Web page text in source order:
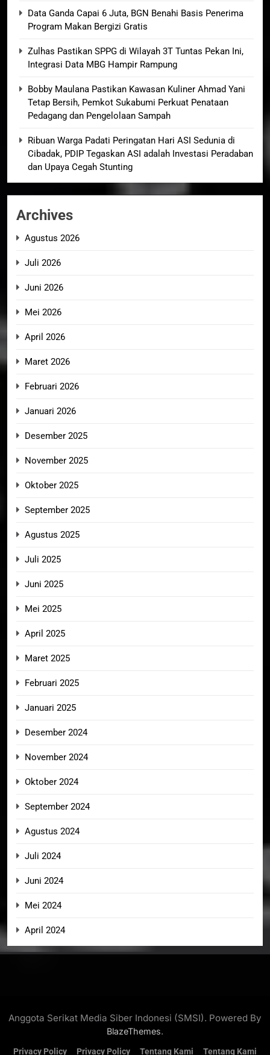
Data Ganda Capai 6 Juta, BGN Benahi Basis Penerima
Program Makan Bergizi Gratis
Zulhas Pastikan SPPG di Wilayah 3T Tuntas Pekan Ini,
Integrasi Data MBG Hampir Rampung
Bobby Maulana Pastikan Kawasan Kuliner Ahmad Yani
Tetap Bersih, Pemkot Sukabumi Perkuat Penataan
Pedagang dan Pengelolaan Sampah
Ribuan Warga Padati Peringatan Hari ASI Sedunia di
Cibadak, PDIP Tegaskan ASI adalah Investasi Peradaban
dan Upaya Cegah Stunting
Archives
Agustus 2026
Juli 2026
Juni 2026
Mei 2026
April 2026
Maret 2026
Februari 2026
Januari 2026
Desember 2025
November 2025
Oktober 2025
September 2025
Agustus 2025
Juli 2025
Juni 2025
Mei 2025
April 2025
Maret 2025
Februari 2025
Januari 2025
Desember 2024
November 2024
Oktober 2024
September 2024
Agustus 2024
Juli 2024
Juni 2024
Mei 2024
April 2024
Anggota Serikat Media Siber Indonesi (SMSI). Powered By
BlazeThemes.
Privacy Policy Privacy Policy Tentang Kami Tentang Kami